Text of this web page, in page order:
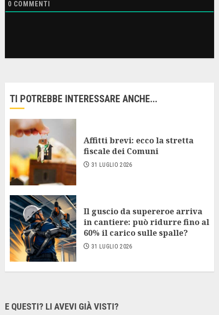
0 COMMENTI
TI POTREBBE INTERESSARE ANCHE...
Affitti brevi: ecco la stretta
fiscale dei Comuni
31 LUGLIO 2026
Il guscio da supereroe arriva
in cantiere: può ridurre fino al
60% il carico sulle spalle?
31 LUGLIO 2026
E QUESTI? LI AVEVI GIÀ VISTI?